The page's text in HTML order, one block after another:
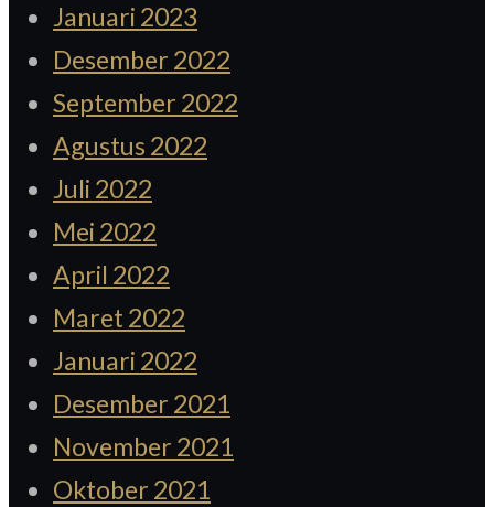
Januari 2023
Desember 2022
September 2022
Agustus 2022
Juli 2022
Mei 2022
April 2022
Maret 2022
Januari 2022
Desember 2021
November 2021
Oktober 2021